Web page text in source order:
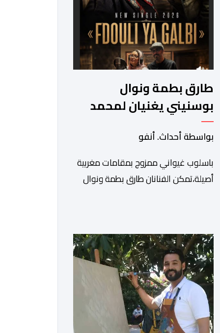
طارق بطمة ونوال
بوسنيني يغنيان لمحمد
بطمة
بواسطة أحداث. أنفو
باسلوب غيواني ممزوج بمقامات مغربية
أصيلة،تمكن الفنانان طارق بطمة ونوال
الاغنية بعنوان ” فضولي ياقلبي” ،قام
بتوزيعها اسامة باهي،باسلوب سلس
وبسيط، متحكما في الجمل الموسيقية
والانتقالات الجميلة..استطاع الفنانان
طارق بطمة ونوال بوسنيني أن يعطيا روحا
فريدة لهذه الاغنية,بفضل أدا […]